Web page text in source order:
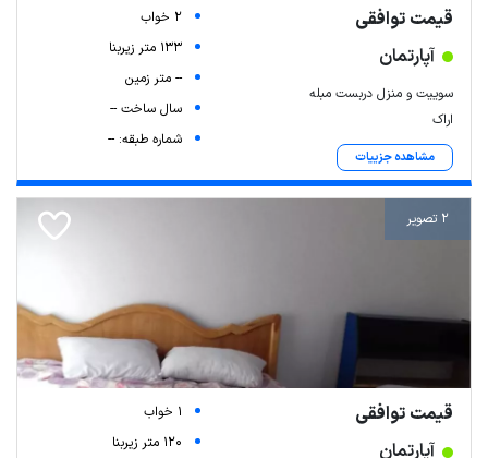
قیمت توافقی
آپارتمان
سوییت و منزل دربست مبله
اراک
مشاهده جزییات
2 خواب
133 متر زیربنا
-- متر زمین
سال ساخت --
شماره طبقه: --
2 تصویر
قیمت توافقی
آپارتمان
1 خواب
120 متر زیربنا